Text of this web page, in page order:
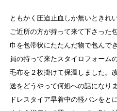
ともかく圧迫止血しか無いときれ
ご近所の方が持って来て下さった
巾を包帯状にたたんだ物で包んで
員の持って来たスタイロフォーム
毛布を２枚掛けて保温しました。
送をどうやって何処への話になり
ドレスタイア早着中の軽バンをと